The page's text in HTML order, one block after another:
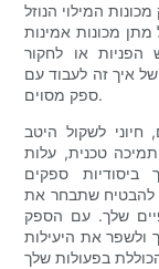
המילוי הנוזל
מכונות אמינות
הפניות או לחקור
איך זה לעבוד עם
ספק מסוים.
חיוני לשקול היטב
טכנית, עלות
ביסודיות ספקים
להבטיח שתבחר את
שלך. עם הספק
ולשפר את היעילות